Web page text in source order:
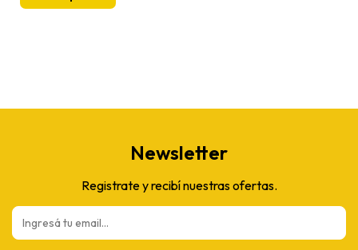
Newsletter
Registrate y recibí nuestras ofertas.